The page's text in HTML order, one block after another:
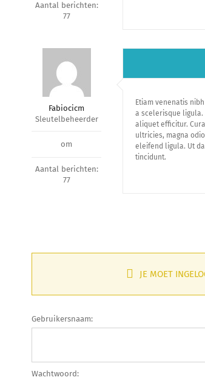
Aantal berichten:
77
Fabiocicm
Sleutelbeheerder
om
Aantal berichten:
77
Etiam venenatis
a scelerisque ligula.
aliquet efficitur.
ultricies, magna
eleifend ligula. Ut
tincidunt.
JE MOET
Gebruikersnaam:
Wachtwoord: